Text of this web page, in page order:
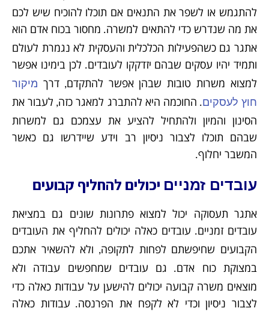
להתגמש או לשפר את התנאים אם תוכלו להוכיח שיש לכם
את מה שנדרש כדי להתאים למשרה. מחסור בכוח אדם הוא
אתגר גם כשהפעילות הכלכלית והעסקית לא נגמרת לעולם
ותמיד יהיו עסקים שבהם יזדקקו לעובדים. לכן בימינו אפשר
למצוא משרות טובות שבהן אפשר להתקדם,דרך מיקור
חוץ לעסקים. החוכמה היא להתברג למאגר כזה, לעבור את
הסינון והמיון ולהתחיל להציע את עצמכם גם למשרות
שבהם תוכלו לצבור ניסיון רב וידע שיידרשו גם כאשר
המשבר יחלוף.
עובדים זמניים יכולים להחליף קבועים
אתגר תעסוקה יכול למצוא פתרונות שונים גם במציאת
עובדים זמניים. עובדים כאלה יכולים להחליף את העובדים
הקבועים שחיפשתם לפחות לתקופה, ולא להשאיר אתכם
במצוקת כוח אדם. גם עובדים שמחפשים עבודה ולא
מוצאים משרה קבועה יכולים להישען על עבודות כאלה כדי
לצבור ניסיון וכדי לא לקפח את הפרנסה. עבודות כאלה